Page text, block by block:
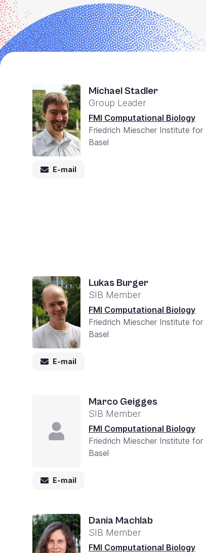
One
Accessibilità,
premere
"Ctrl
collegamento
l'interazione
contenuto.
Michael Stadler
Group Leader
FMI Computational Biology
Friedrich Miescher Institute for
Basel
E-mail
Lukas Burger
SIB Member
FMI Computational Biology
Friedrich Miescher Institute for
Basel
E-mail
Marco Geigges
SIB Member
FMI Computational Biology
Friedrich Miescher Institute for
Basel
E-mail
Dania Machlab
SIB Member
FMI Computational Biology